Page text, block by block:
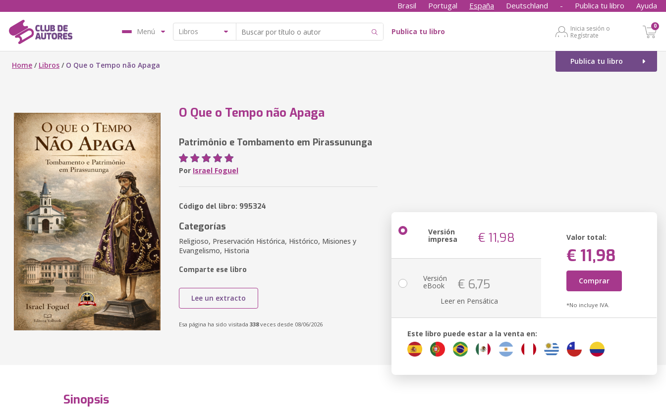
Brasil Portugal España Deutschland - Publica tu libro Ayuda
Menú Publica tu libro
Inicia sesión o
Regístrate
0
Publica tu libro
Home / Libros / O Que o Tempo não Apaga
O Que o Tempo não Apaga
Patrimônio e Tombamento em Pirassununga
Por Israel Foguel
Código del libro: 995324
Categorías
Religioso, Preservación Histórica, Histórico, Misiones y
Evangelismo, Historia
Comparte ese libro
Lee un extracto
Esa página ha sido visitada 338veces desde 08/06/2026
Versión
impresa € 11,98 Valor total:
€ 11,98
Comprar
*No incluye IVA.
Versión
eBook € 6,75
Leer en Pensática
Este libro puede estar a la venta en:
Sinopsis